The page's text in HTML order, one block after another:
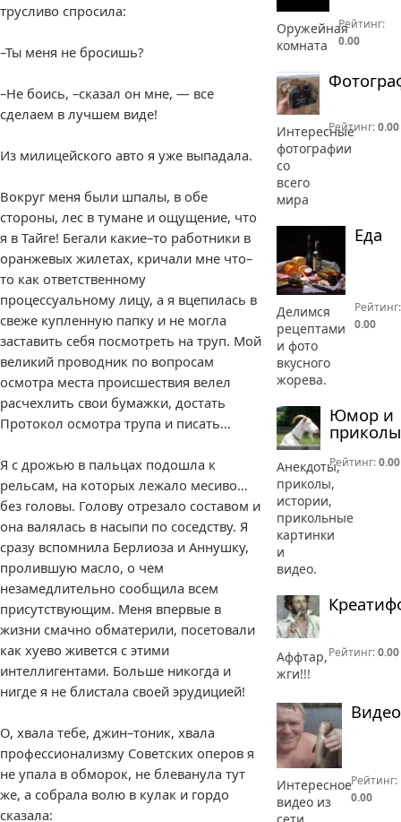
трусливо спросила:
–Ты меня не бросишь?
–Не боись, –сказал он мне, — все
сделаем в лучшем виде!
Из милицейского авто я уже выпадала.
Вокруг меня были шпалы, в обе
стороны, лес в тумане и ощущение, что
я в Тайге! Бегали какие–то работники в
оранжевых жилетах, кричали мне что–
то как ответственному
процессуальному лицу, а я вцепилась в
свеже купленную папку и не могла
заставить себя посмотреть на труп. Мой
великий проводник по вопросам
осмотра места происшествия велел
расчехлить свои бумажки, достать
Протокол осмотра трупа и писать…
Я с дрожью в пальцах подошла к
рельсам, на которых лежало месиво…
без головы. Голову отрезало составом и
она валялась в насыпи по соседству. Я
сразу вспомнила Берлиоза и Аннушку,
пролившую масло, о чем
незамедлительно сообщила всем
присутствующим. Меня впервые в
жизни смачно обматерили, посетовали
как хуево живется с этими
интеллигентами. Больше никогда и
нигде я не блистала своей эрудицией!
О, хвала тебе, джин–тоник, хвала
профессионализму Советских оперов я
не упала в обморок, не блеванула тут
же, а собрала волю в кулак и гордо
сказала:
Оружейная
комната
Рейтинг:
0.00
Интересные
фотографии
со
всего
мира
Рейтинг:0.00
Еда
Делимся
рецептами
и фото
вкусного
жорева.
Рейтинг:
0.00
Юмор и
приколы
Анекдоты,
приколы,
истории,
прикольные
картинки
и
видео.
Рейтинг:0.00
Аффтар,
жги!!!
Рейтинг:0.00
Видео
Интересное
видео из
сети
Рейтинг:
0.00